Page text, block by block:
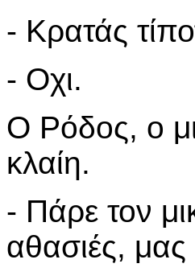
- Κρατάς
- Οχι.
Ο Ρόδος, ο
κλαίη.
- Πάρε τον
αθασιές,